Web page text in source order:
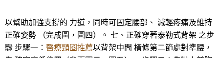
以幫助加強支撐的 力道，同時可固定腰部、 減輕疼痛及維持
正確姿勢 （完成圖，圖四）。 七、正確穿著泰勒式背架 之步
驟 步驟一： 醫療頸圈推薦以背架中間 橫條第二節處對準腰，